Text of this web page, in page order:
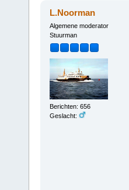
L.Noorman
Algemene moderator
Stuurman
Berichten: 656
Geslacht: